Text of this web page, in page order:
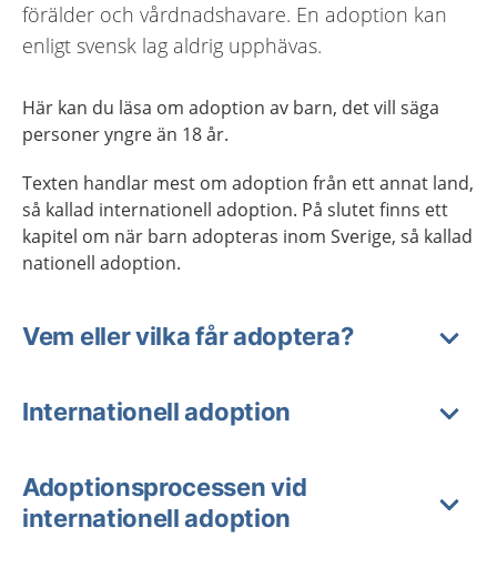
förälder och vårdnadshavare. En adoption kan
enligt svensk lag aldrig upphävas.
Här kan du läsa om adoption av barn, det vill säga
personer yngre än 18 år.
Texten handlar mest om adoption från ett annat land,
så kallad internationell adoption. På slutet finns ett
kapitel om när barn adopteras inom Sverige, så kallad
nationell adoption.
Vem eller vilka får adoptera?
Internationell adoption
Adoptionsprocessen vid
internationell adoption